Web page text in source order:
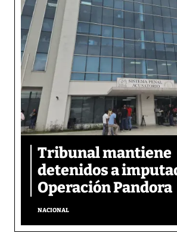
Tribunal mantiene
detenidos a
Operación Pandora
NACIONAL